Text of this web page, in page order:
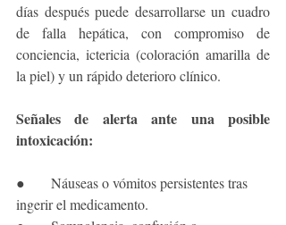
días después puede desarrollarse un cuadro
de falla hepática, con compromiso de
conciencia, ictericia (coloración amarilla de
la piel) y un rápido deterioro clínico.
Señales de alerta ante una posible
intoxicación:
●      Náuseas o vómitos persistentes tras
ingerir el medicamento.